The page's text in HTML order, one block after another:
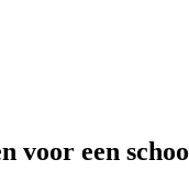
voor een